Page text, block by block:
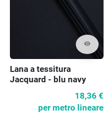
visibility
Lana a tessitura
Jacquard - blu navy
18,36 €
per metro lineare